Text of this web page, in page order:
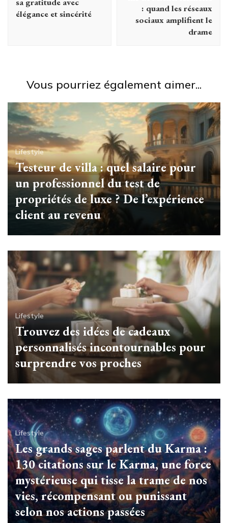
élégance et sincérité
: quand les réseaux
sociaux amplifient le
drame
Vous pourriez également aimer...
Lifestyle
Testeur de villa : quel salaire pour
un professionnel du test de
propriétés de luxe ? De l’expérience
client au revenu
Lifestyle
Trouvez des idées de cadeaux
personnalisés incontournables pour
surprendre vos proches
Lifestyle
Les grands sages parlent du Karma :
130 citations sur le Karma, une force
mystérieuse qui tisse la trame de nos
vies, récompensant ou punissant
selon nos actions passées